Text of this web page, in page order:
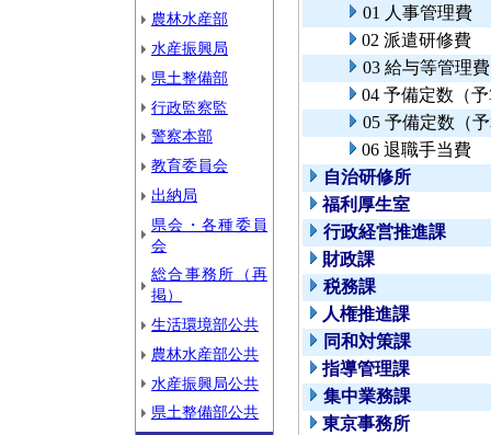
農林水産部
水産振興局
県土整備部
行政監察監
警察本部
教育委員会
出納局
県会・各種委員
会
総合事務所（再
掲）
生活環境部公共
農林水産部公共
水産振興局公共
県土整備部公共
01 人事管理費
02 派遣研修費
03 給与等管理費
04 予備定数（
05 予備定数（
06 退職手当費
自治研修所
福利厚生室
行政経営推進課
財政課
税務課
人権推進課
同和対策課
指導管理課
集中業務課
東京事務所